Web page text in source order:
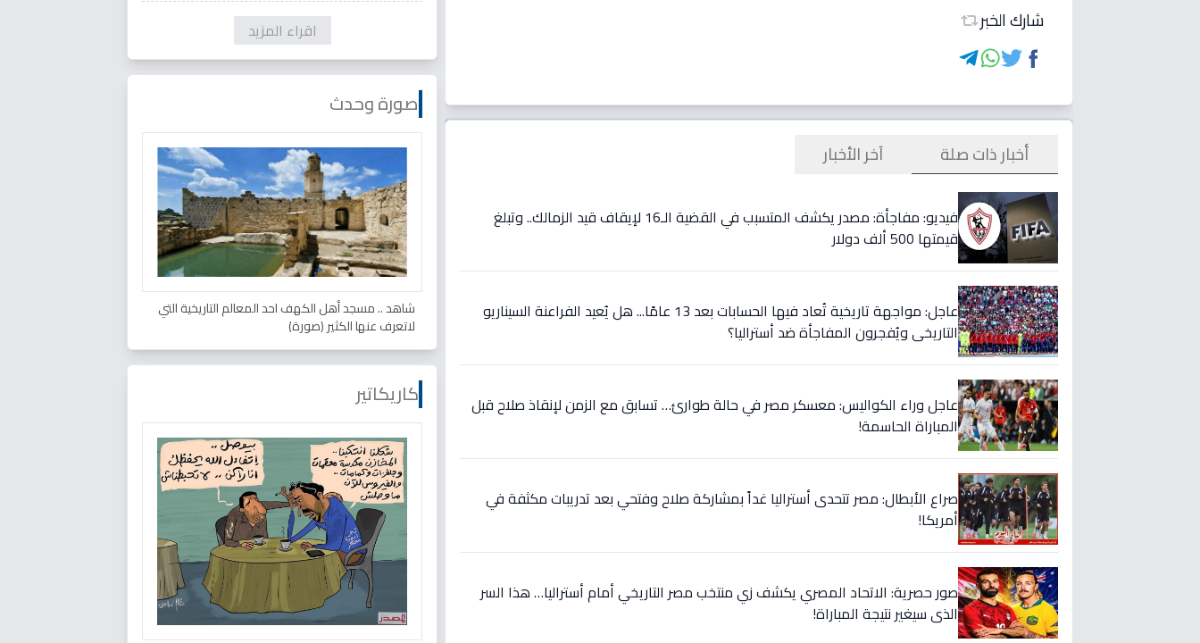
شارك الخبر
أخبار ذات صلة آخر الأخبار
فيديو: مفاجأة: مصدر يكشف المتسبب في القضية الـ16 لإيقاف قيد الزمالك.. وتبلغ
قيمتها 500 ألف دولار
عاجل: مواجهة تاريخية تُعاد فيها الحسابات بعد 13 عامًا... هل يُعيد الفراعنة السيناريو
التاريخي ويُفجرون المفاجأة ضد أستراليا؟
عاجل وراء الكواليس: معسكر مصر في حالة طوارئ… تسابق مع الزمن لإنقاذ صلاح قبل
المباراة الحاسمة!
صراع الأبطال: مصر تتحدى أستراليا غداً بمشاركة صلاح وفتحي بعد تدريبات مكثفة في
أمريكا!
صور حصرية: الاتحاد المصري يكشف زي منتخب مصر التاريخي أمام أستراليا… هذا السر
الذي سيغير نتيجة المباراة!
اقراء المزيد
صورة وحدث
شاهد .. مسجد أهل الكهف احد المعالم التاريخية التي
لاتعرف عنها الكثير (صورة)
كاريكاتير